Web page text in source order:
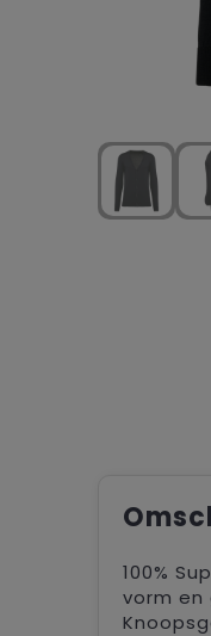
100%
vorm en